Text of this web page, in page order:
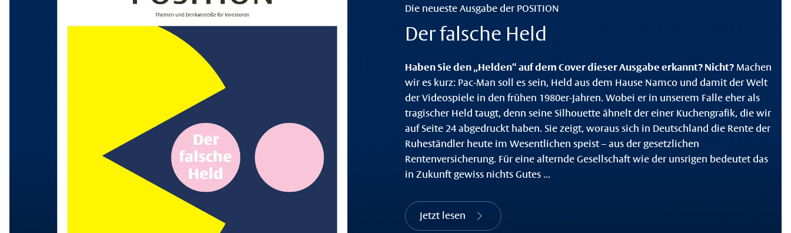
Die neueste Ausgabe der POSITION
Der falsche Held
Haben Sie den „Helden“ auf dem Cover dieser Ausgabe erkannt? Nicht? Machen
wir es kurz: Pac-Man soll es sein, Held aus dem Hause Namco und damit der Welt
der Videospiele in den frühen 1980er-Jahren. Wobei er in unserem Falle eher als
tragischer Held taugt, denn seine Silhouette ähnelt der einer Kuchengrafik, die wir
auf Seite 24 abgedruckt haben. Sie zeigt, woraus sich in Deutschland die Rente der
Ruheständler heute im Wesentlichen speist – aus der gesetzlichen
Rentenversicherung. Für eine alternde Gesellschaft wie der unsrigen bedeutet das
in Zukunft gewiss nichts Gutes ...
Jetzt lesen